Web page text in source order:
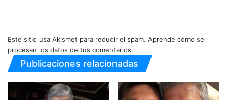
Este sitio usa Akismet para reducir el spam. Aprende cómo se
procesan los datos de tus comentarios.
Publicaciones relacionadas